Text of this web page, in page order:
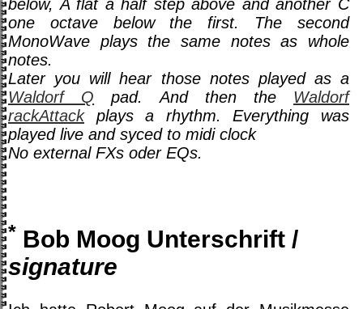
below, A flat a half step above and another C
one octave below the first. The second
MonoWave plays the same notes as whole
notes.
Later you will hear those notes played as a
Waldorf Q pad. And then the Waldorf
rackAttackplays a rhythm. Everything was
played live and syced to midi clock
No external FXs oder EQs.
* Bob Moog Unterschrift /
signature